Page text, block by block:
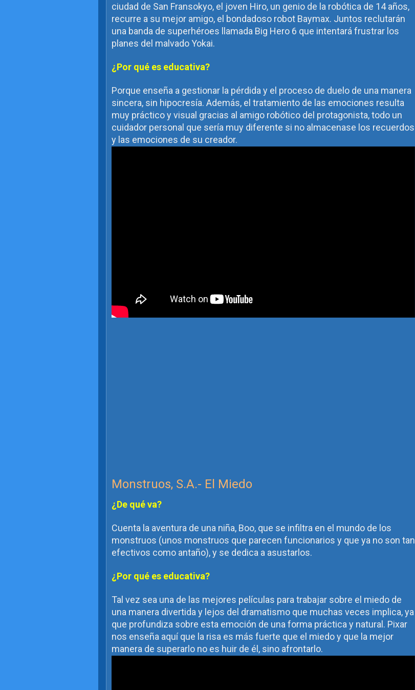
ciudad de San Fransokyo, el joven Hiro, un genio de la robótica de 14 años,
recurre a su mejor amigo, el bondadoso robot Baymax. Juntos reclutarán
una banda de superhéroes llamada Big Hero 6 que intentará frustrar los
planes del malvado Yokai.
¿Por qué es educativa?
Porque enseña a gestionar la pérdida y el proceso de duelo de una manera
sincera, sin hipocresía. Además, el tratamiento de las emociones resulta
muy práctico y visual gracias al amigo robótico del protagonista, todo un
cuidador personal que sería muy diferente si no almacenase los recuerdos
y las emociones de su creador.
Monstruos, S.A.- El Miedo
¿De qué va?
Cuenta la aventura de una niña, Boo, que se infiltra en el mundo de los
monstruos (unos monstruos que parecen funcionarios y que ya no son tan
efectivos como antaño), y se dedica a asustarlos.
¿Por qué es educativa?
Tal vez sea una de las mejores películas para trabajar sobre el miedo de
una manera divertida y lejos del dramatismo que muchas veces implica, ya
que profundiza sobre esta emoción de una forma práctica y natural. Pixar
nos enseña aquí que la risa es más fuerte que el miedo y que la mejor
manera de superarlo no es huir de él, sino afrontarlo.